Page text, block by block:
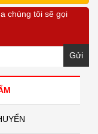
chúng tôi sẽ gọi
Gửi